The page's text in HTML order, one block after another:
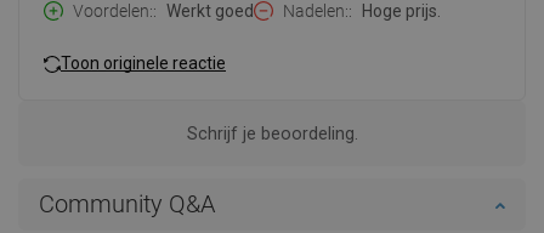
Voordelen:
Werkt goed Nadelen: Hoge prijs.
Toon originele reactie
Schrijf je beoordeling.
Community Q&A